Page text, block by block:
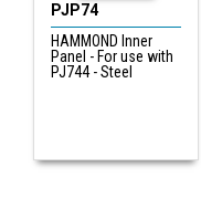
PJP74
HAMMOND Inner
Panel - For use with
PJ744 - Steel